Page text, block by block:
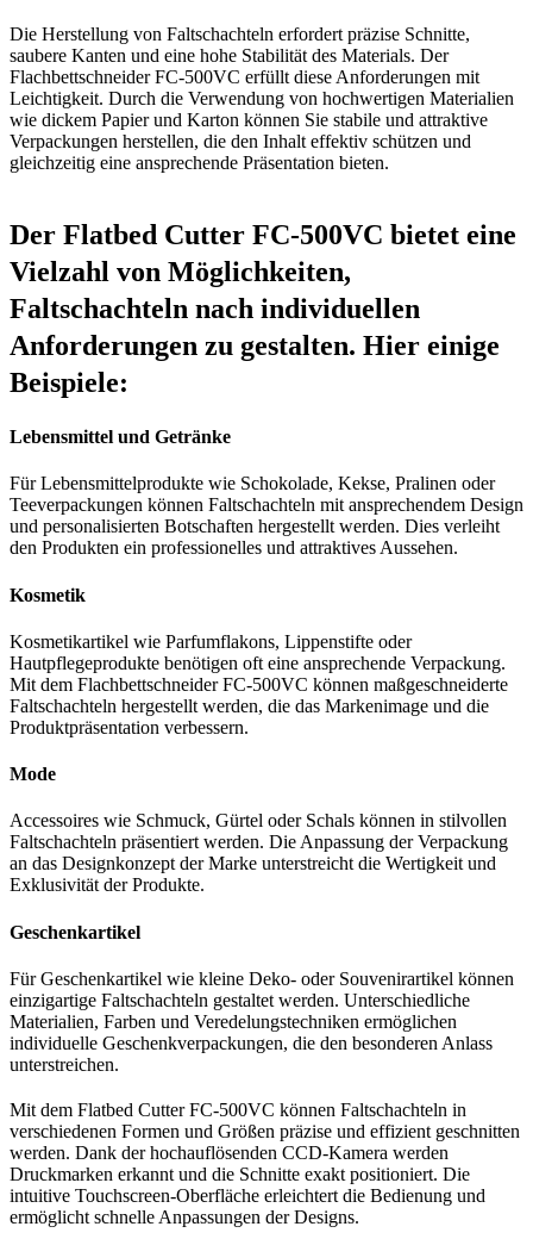
Die Herstellung von Faltschachteln erfordert präzise Schnitte,
saubere Kanten und eine hohe Stabilität des Materials. Der
Flachbettschneider FC-500VC erfüllt diese Anforderungen mit
Leichtigkeit. Durch die Verwendung von hochwertigen Materialien
wie dickem Papier und Karton können Sie stabile und attraktive
Verpackungen herstellen, die den Inhalt effektiv schützen und
gleichzeitig eine ansprechende Präsentation bieten.
Der Flatbed Cutter FC-500VC bietet eine
Vielzahl von Möglichkeiten,
Faltschachteln nach individuellen
Anforderungen zu gestalten. Hier einige
Beispiele:
Lebensmittel und Getränke
Für Lebensmittelprodukte wie Schokolade, Kekse, Pralinen oder
Teeverpackungen können Faltschachteln mit ansprechendem Design
und personalisierten Botschaften hergestellt werden. Dies verleiht
den Produkten ein professionelles und attraktives Aussehen.
Kosmetik
Kosmetikartikel wie Parfumflakons, Lippenstifte oder
Hautpflegeprodukte benötigen oft eine ansprechende Verpackung.
Mit dem Flachbettschneider FC-500VC können maßgeschneiderte
Faltschachteln hergestellt werden, die das Markenimage und die
Produktpräsentation verbessern.
Mode
Accessoires wie Schmuck, Gürtel oder Schals können in stilvollen
Faltschachteln präsentiert werden. Die Anpassung der Verpackung
an das Designkonzept der Marke unterstreicht die Wertigkeit und
Exklusivität der Produkte.
Geschenkartikel
Für Geschenkartikel wie kleine Deko- oder Souvenirartikel können
einzigartige Faltschachteln gestaltet werden. Unterschiedliche
Materialien, Farben und Veredelungstechniken ermöglichen
individuelle Geschenkverpackungen, die den besonderen Anlass
unterstreichen.
Mit dem Flatbed Cutter FC-500VC können Faltschachteln in
verschiedenen Formen und Größen präzise und effizient geschnitten
werden. Dank der hochauflösenden CCD-Kamera werden
Druckmarken erkannt und die Schnitte exakt positioniert. Die
intuitive Touchscreen-Oberfläche erleichtert die Bedienung und
ermöglicht schnelle Anpassungen der Designs.